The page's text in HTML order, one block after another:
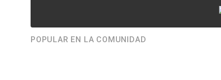
POPULAR EN LA COMUNIDAD